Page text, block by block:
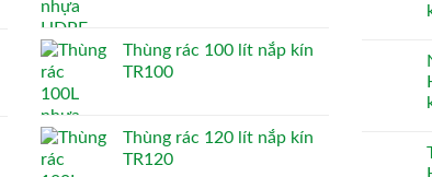
Thùng rác 100 lít nắp kín
TR100
Thùng rác 120 lít nắp kín
TR120